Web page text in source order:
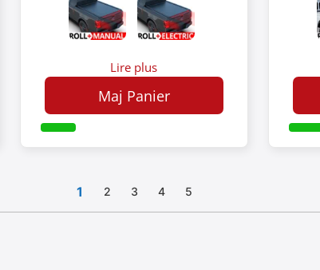
Lire plus
Maj Panier
1 2 3 4 5